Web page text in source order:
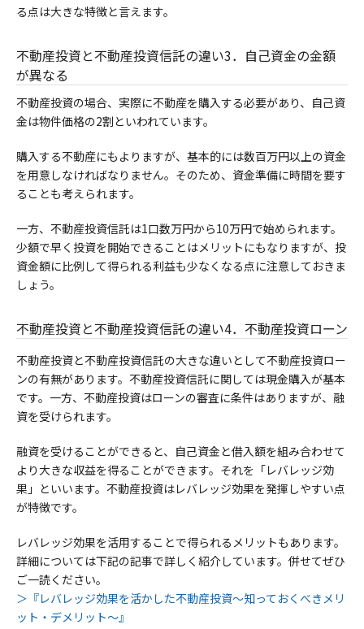
る点は大きな特徴と言えます。
不動産投資と不動産投資信託の違い3．自己資金の金額
が異なる
不動産投資の場合、実際に不動産を購入する必要があり、自己資
金は物件価格の2割といわれています。
購入する不動産にもよりますが、基本的には数百万円以上の資金
を用意しなければなりません。そのため、資金準備に時間を要す
ることも考えられます。
一方、不動産投資信託は1口数万円から10万円で始められます。
少額で早く投資を開始できることはメリットにもなりますが、投
資金額に比例して得られる利益も少なくなる点に注意しておきま
しょう。
不動産投資と不動産投資信託の違い4．不動産投資ローン
不動産投資と不動産投資信託の大きな違いとして不動産投資ロー
ンの有無があります。不動産投資信託に関しては現金購入が基本
です。 一方、不動産投資はローンの審査に条件はありますが、融
資を受けられます。
融資を受けることができると、自己資金と借入額を組み合わせて
より大きな収益を得ることができます。それを「レバレッジ効
果」といいます。不動産投資はレバレッジ効果を発揮しやすい点
が特徴です。
レバレッジ効果を活用することで得られるメリットもあります。
詳細については下記の記事で詳しく紹介しています。併せてぜひ
ご一読ください。
＞『レバレッジ効果を活かした不動産投資～知っておくべきメリ
ット・デメリット～』